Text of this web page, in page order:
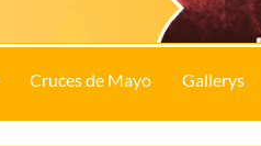
Cruces de Mayo Gallerys